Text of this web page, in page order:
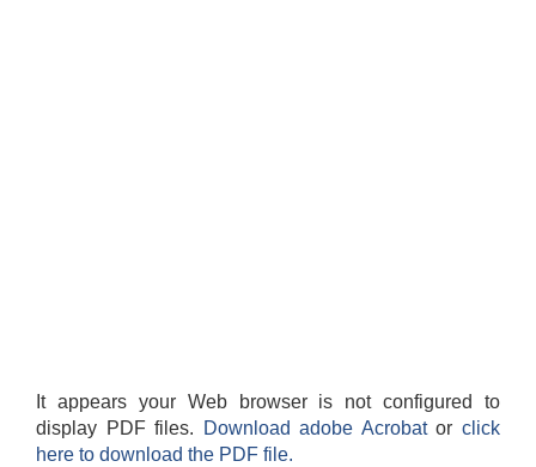
It appears your Web browser is not configured to
display PDF files.
Download adobe Acrobatorclick
here to download the PDF file.